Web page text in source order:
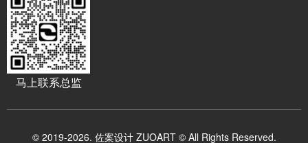
马上联系总监
© 2019-2026. 佐案设计 ZUOART © All Rights Reserved.